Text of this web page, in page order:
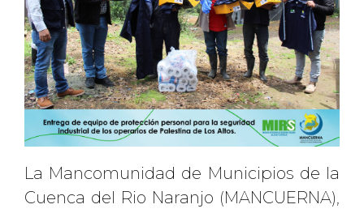
La Mancomunidad de Municipios de la
Cuenca del Rio Naranjo (MANCUERNA),